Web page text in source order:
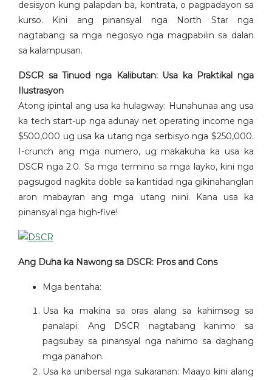
desisyon kung palapdan ba, kontrata, o pagpadayon sa
kurso. Kini ang pinansyal nga North Star nga
nagtabang sa mga negosyo nga magpabilin sa dalan
sa kalampusan.
DSCR sa Tinuod nga Kalibutan: Usa ka Praktikal nga
Ilustrasyon
Atong ipintal ang usa ka hulagway: Hunahunaa ang usa
ka tech start-up nga adunay net operating income nga
$500,000 ug usa ka utang nga serbisyo nga $250,000.
I-crunch ang mga numero, ug makakuha ka usa ka
DSCR nga 2.0. Sa mga termino sa mga layko, kini nga
pagsugod nagkita doble sa kantidad nga gikinahanglan
aron mabayran ang mga utang niini. Kana usa ka
pinansyal nga high-five!
Ang Duha ka Nawong sa DSCR: Pros and Cons
Mga bentaha:
Usa ka makina sa oras alang sa kahimsog sa
panalapi: Ang DSCR nagtabang kanimo sa
pagsubay sa pinansyal nga nahimo sa daghang
mga panahon.
Usa ka unibersal nga sukaranan: Maayo kini alang